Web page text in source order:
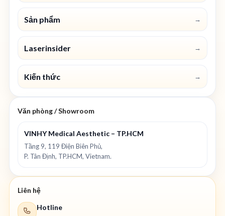
Sản phẩm →
Laserinsider →
Kiến thức →
Văn phòng / Showroom
VINHY Medical Aesthetic – TP.HCM
Tầng 9, 119 Điện Biên Phủ,
P. Tân Định, TP.HCM, Vietnam.
Liên hệ
Hotline